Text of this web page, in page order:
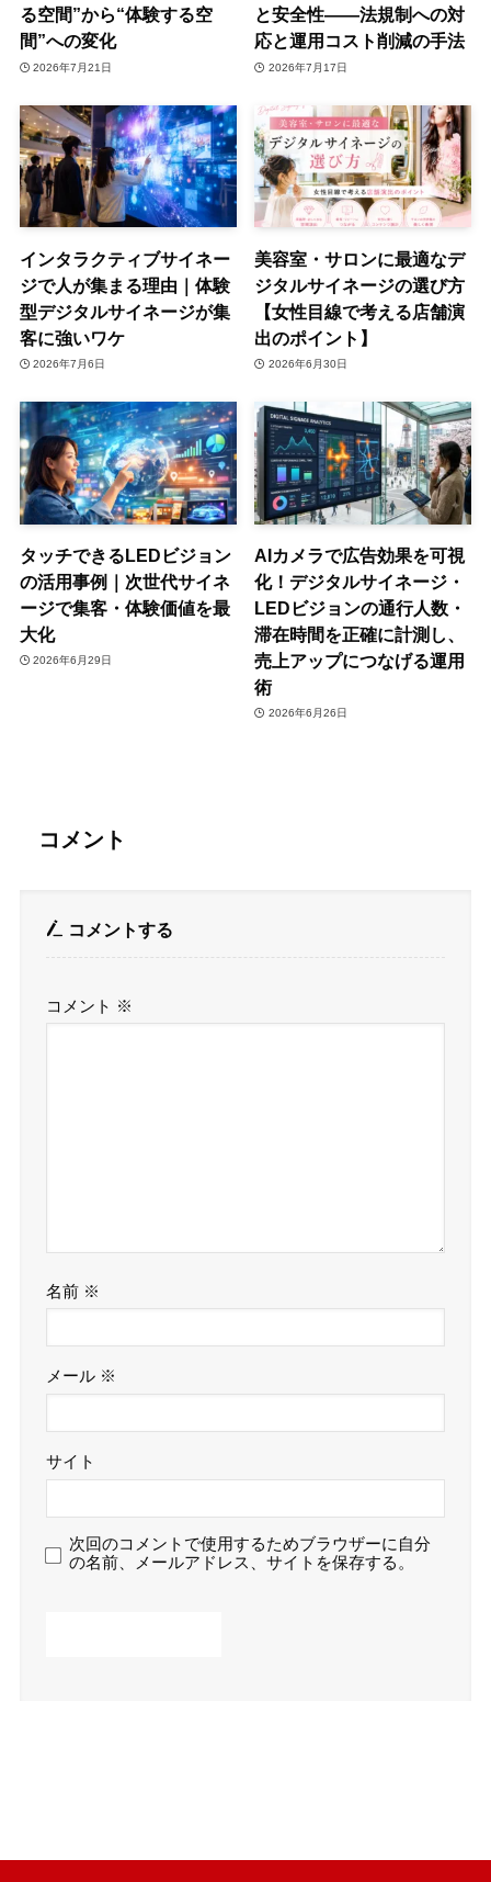
る空間”から“体験する空
間”への変化
2026年7月21日
と安全性——法規制への対
応と運用コスト削減の手法
2026年7月17日
インタラクティブサイネー
ジで人が集まる理由｜体験
型デジタルサイネージが集
客に強いワケ
2026年7月6日
美容室・サロンに最適なデ
ジタルサイネージの選び方
【女性目線で考える店舗演
出のポイント】
2026年6月30日
タッチできるLEDビジョン
の活用事例｜次世代サイネ
ージで集客・体験価値を最
大化
2026年6月29日
AIカメラで広告効果を可視
化！デジタルサイネージ・
LEDビジョンの通行人数・
滞在時間を正確に計測し、
売上アップにつなげる運用
術
2026年6月26日
コメント
コメントする
コメント ※
名前 ※
メール ※
サイト
次回のコメントで使用するためブラウザーに自分
の名前、メールアドレス、サイトを保存する。